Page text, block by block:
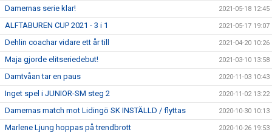
Damernas serie klar! 2021-05-18 12:45
ALFTABUREN CUP 2021 - 3 i 1 2021-05-17 19:07
Dehlin coachar vidare ett år till 2021-04-20 10:26
Maja gjorde elitseriedebut! 2021-03-10 13:58
Damtvåan tar en paus 2020-11-03 10:43
Inget spel i JUNIOR-SM steg 2 2020-11-02 13:22
Damernas match mot Lidingö SK INSTÄLLD / flyttas 2020-10-30 10:13
Marlene Ljung hoppas på trendbrott 2020-10-26 19:53